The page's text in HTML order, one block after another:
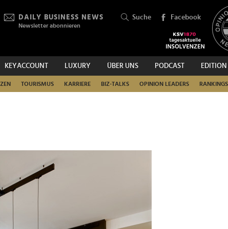
DAILY BUSINESS NEWS
Newsletter abonnieren
Suche Facebook
KEYACCOUNT LUXURY ÜBER UNS PODCAST EDITION
TOURISMUS KARRIERE BIZ-TALKS OPINION LEADERS RANKINGS
SUCHEN